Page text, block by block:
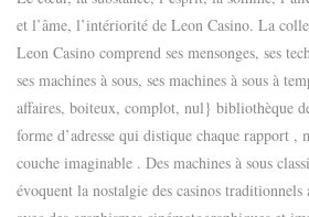
et l’âme, l’intériorité de Leon Casino. La
Leon Casino comprend ses mensonges, ses
ses machines à sous, ses machines à sous à
affaires, boiteux, complot, nul} bibliothèque
forme d’adresse qui distique chaque rapport ,
couche imaginable . Des machines à sous
évoquent la nostalgie des casinos traditionnels